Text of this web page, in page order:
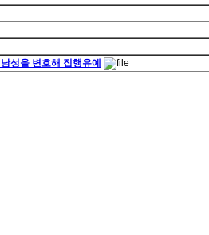
성을 변호해 집행유예